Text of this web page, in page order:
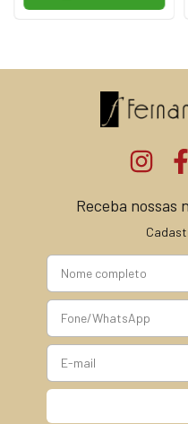
Receba nossas